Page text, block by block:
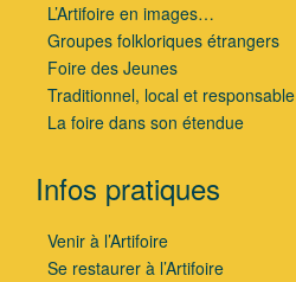
L’Artifoire en images…
Groupes folkloriques étrangers
Foire des Jeunes
Traditionnel, local et responsable
La foire dans son étendue
Infos pratiques
Venir à l’Artifoire
Se restaurer à l’Artifoire